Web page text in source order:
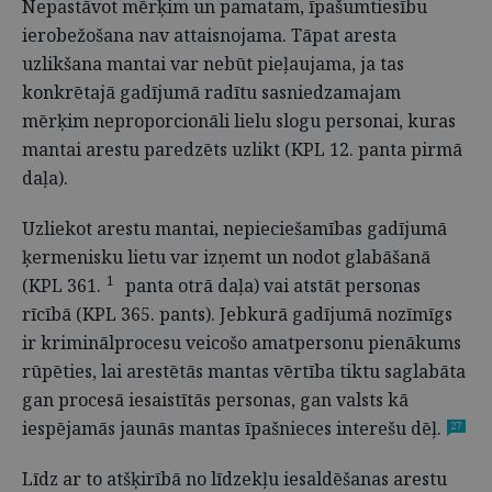
Nepastāvot mērķim un pamatam, īpašumtiesību
ierobežošana nav attaisnojama. Tāpat aresta
uzlikšana mantai var nebūt pieļaujama, ja tas
konkrētajā gadījumā radītu sasniedzamajam
mērķim neproporcionāli lielu slogu personai, kuras
mantai arestu paredzēts uzlikt (KPL 12. panta pirmā
daļa).
Uzliekot arestu mantai, nepieciešamības gadījumā
ķermenisku lietu var izņemt un nodot glabāšanā
(KPL 361. 1
panta otrā daļa) vai atstāt personas
rīcībā (KPL 365. pants). Jebkurā gadījumā nozīmīgs
ir kriminālprocesu veicošo amatpersonu pienākums
rūpēties, lai arestētās mantas vērtība tiktu saglabāta
gan procesā iesaistītās personas, gan valsts kā
iespējamās jaunās mantas īpašnieces interešu dēļ.
27
Līdz ar to atšķirībā no līdzekļu iesaldēšanas arestu